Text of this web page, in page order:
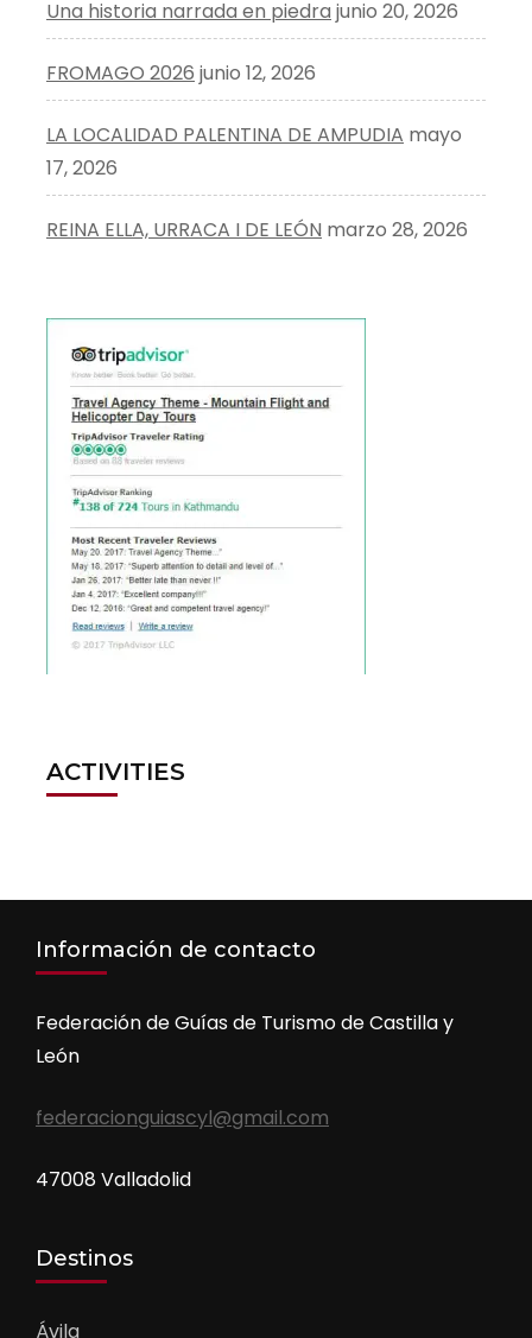
Una historia narrada en piedra junio 20, 2026
FROMAGO 2026 junio 12, 2026
LA LOCALIDAD PALENTINA DE AMPUDIA mayo
17, 2026
REINA ELLA, URRACA I DE LEÓN marzo 28, 2026
ACTIVITIES
Información de contacto
Federación de Guías de Turismo de Castilla y
León
federacionguiascyl@gmail.com
47008 Valladolid
Destinos
Ávila